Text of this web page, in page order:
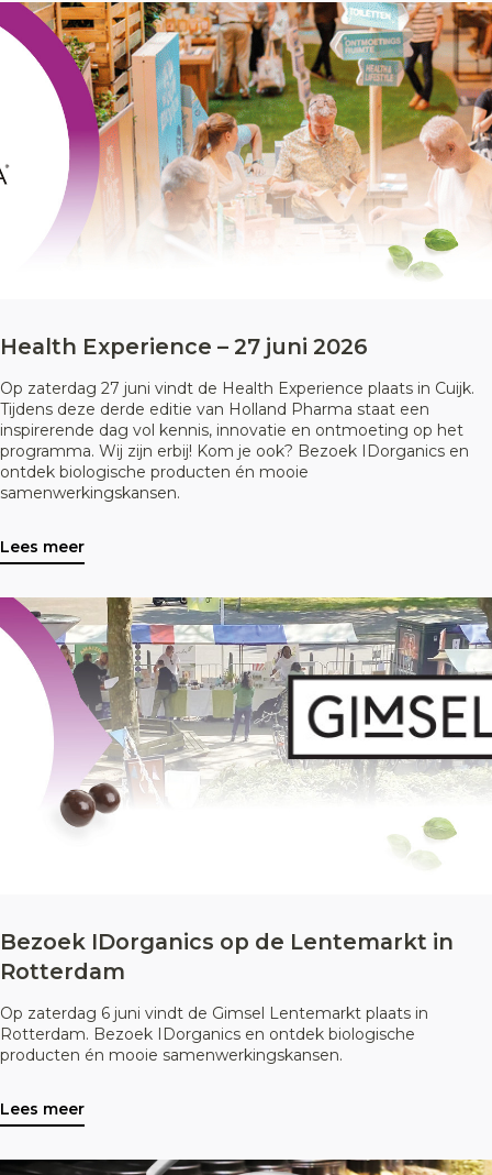
Health Experience – 27 juni 2026
Op zaterdag 27 juni vindt de Health Experience plaats in Cuijk.
Tijdens deze derde editie van Holland Pharma staat een
inspirerende dag vol kennis, innovatie en ontmoeting op het
programma. Wij zijn erbij! Kom je ook? Bezoek IDorganics en
ontdek biologische producten én mooie
samenwerkingskansen.
Lees meer
Bezoek IDorganics op de Lentemarkt in
Rotterdam
Op zaterdag 6 juni vindt de Gimsel Lentemarkt plaats in
Rotterdam. Bezoek IDorganics en ontdek biologische
producten én mooie samenwerkingskansen.
Lees meer